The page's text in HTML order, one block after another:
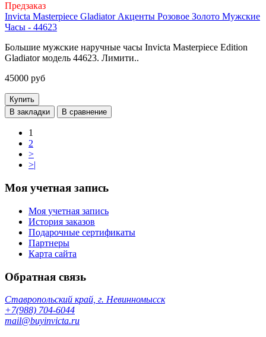
Предзаказ
Invicta Masterpiece Gladiator Акценты Розовое Золото Мужские
Часы - 44623
Большие мужские наручные часы Invicta Masterpiece Edition
Gladiator модель 44623. Лимити..
45000 руб
Купить
В закладки
В сравнение
1
2
>
>|
Моя учетная запись
Моя учетная запись
История заказов
Подарочные сертификаты
Партнеры
Карта сайта
Обратная связь
Ставропольский край, г. Невинномысск
+7(988) 704-6044
mail@buyinvicta.ru